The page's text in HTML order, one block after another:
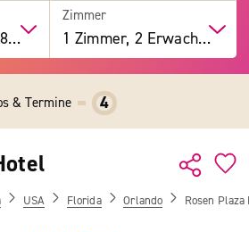
Zimmer
1 Zimmer, 2 Erwachsene
& Termine 4
USA Florida Orlando Rosen Plaza